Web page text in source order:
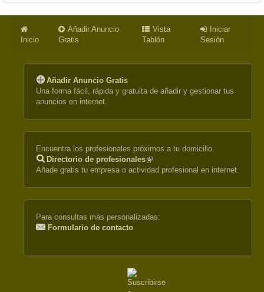
Inicio
Añadir Anuncio
Gratis
Vista
Tablón
Iniciar
Sesión
Añadir Anuncio Gratis
Una forma fácil, rápida y gratuita de añadir y gestionar tus
anuncios en internet.
Encuentra los profesionales próximos a tu domicilio.
Directorio de profesionales(link
is
Añade gratis tu empresa o actividad profesional en internet.
Para consultas más personalizadas:
Formulario de contacto